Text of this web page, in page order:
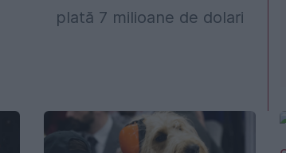
plată 7 milioane de dolari